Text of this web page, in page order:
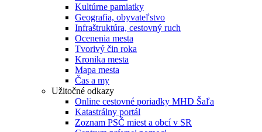
Kultúrne pamiatky
Geografia, obyvateľstvo
Infraštruktúra, cestovný ruch
Ocenenia mesta
Tvorivý čin roka
Kronika mesta
Mapa mesta
Čas a my
Užitočné odkazy
Online cestovné poriadky MHD Šaľa
Katastrálny portál
Zoznam PSČ miest a obcí v SR